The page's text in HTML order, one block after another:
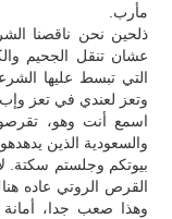
مأرب.
ذلحين نحن ناقصنا
عشان تنقل الجحيم
التي تبسط عليها
وتعز لعندي في تعز وإب
اسمع أنت وهو،
والسعودية الذين
بيوتكم وجلستم سكتة.